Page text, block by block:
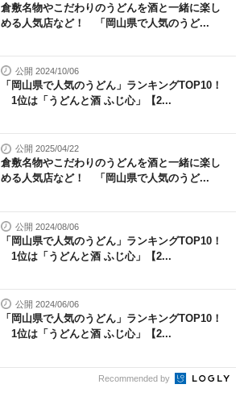
倉敷名物やこだわりのうどんを酒と一緒に楽し
める人気店など！ 「岡山県で人気のうど...
公開 2024/10/06
「岡山県で人気のうどん」ランキングTOP10！
1位は「うどんと酒 ふじ心」【2...
公開 2025/04/22
倉敷名物やこだわりのうどんを酒と一緒に楽し
める人気店など！ 「岡山県で人気のうど...
公開 2024/08/06
「岡山県で人気のうどん」ランキングTOP10！
1位は「うどんと酒 ふじ心」【2...
公開 2024/06/06
「岡山県で人気のうどん」ランキングTOP10！
1位は「うどんと酒 ふじ心」【2...
Recommended by